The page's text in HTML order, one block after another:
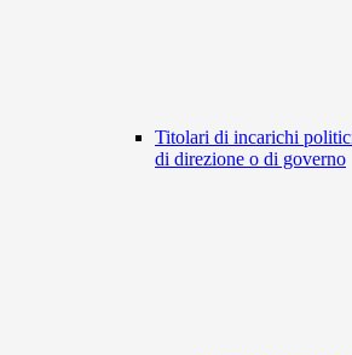
Titolari di incarichi
di direzione o di governo